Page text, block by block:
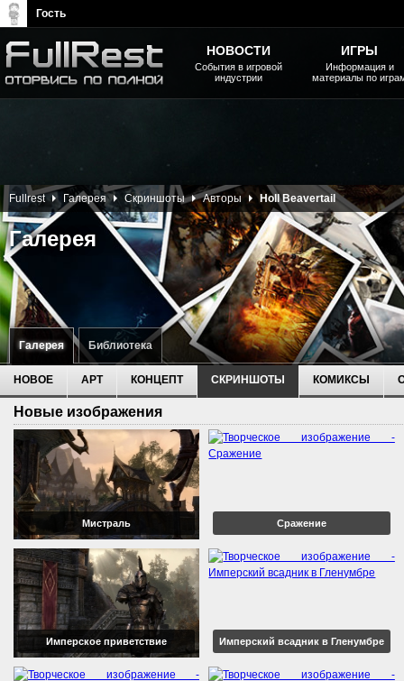
Галерея Библиотека
Галерея
Fullrest Галерея Скриншоты Авторы Holl Beavertail
НОВОЕ АРТ КОНЦЕПТ СКРИНШОТЫ КОМИКСЫ
Новые изображения
Мистраль Сражение
Имперское приветствие Имперский всадник в Гленумбре
НОВОСТИ
События в игровой
индустрии
ИГРЫ
Информация и
материалы по
Гость